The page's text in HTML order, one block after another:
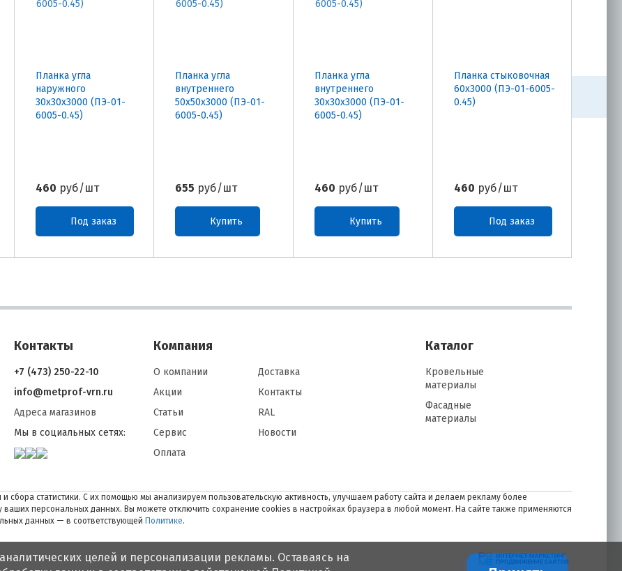
Планка угла
наружного
30х30х3000 (ПЭ-01-
6005-0.45)
460 руб/шт
Под заказ
Планка угла
внутреннего
50х50х3000 (ПЭ-01-
6005-0.45)
655 руб/шт
Купить
Планка угла
внутреннего
30х30х3000 (ПЭ-01-
6005-0.45)
460 руб/шт
Купить
Планка стыковочная
60х3000 (ПЭ-01-6005-
0.45)
460 руб/шт
Под заказ
Контакты
+7 (473) 250-22-10
info@metprof-vrn.ru
Адреса магазинов
Мы в социальных сетях:
Компания
О компании
Акции
Статьи
Сервис
Оплата
Доставка
Контакты
RAL
Новости
Каталог
Кровельные
материалы
Фасадные
материалы
сбора статистики. С их помощью мы анализируем пользовательскую активность, улучшаем работу сайта и делаем рекламу более
ваших персональных данных. Вы можете отключить сохранение cookies в настройках браузера в любой момент. На сайте также применяются
данных — в соответствующей Политике.
целей и персонализации рекламы. Оставаясь на